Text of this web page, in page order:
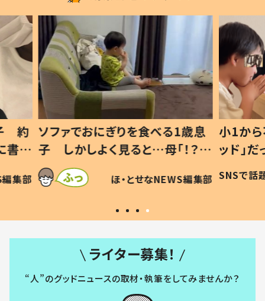
歳息
？」
編集部
小1から不登校、息子は「ギフテ
ッド」だった 父が“ウチ給食”を
作り続ける理由とは #令和の親
#令和の子
SNSで話題 ほ・とせなNEWS編集部
ひ孫
が、抱
「涙
い」
ライター募集！
“人”のグッドニュースの取材・執筆をしてみませんか？